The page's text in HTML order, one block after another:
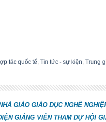
tác quốc tế Tin tức - sự kiện Trung
GIÁO GIÁO DỤC NGHỀ
GIẢNG VIÊN THAM DỰ HỘI